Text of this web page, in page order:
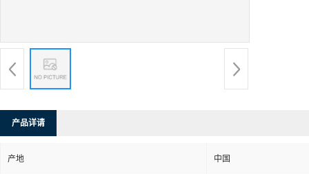
产品详请
产地 中国